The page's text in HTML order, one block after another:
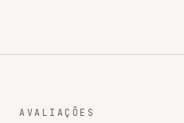
AVALIAÇÕES